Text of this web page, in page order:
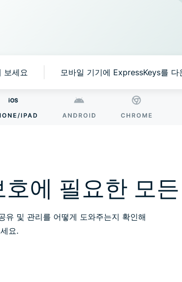
보세요 모바일 기기에 ExpressKeys를 다
에 필요한 모
유 및 관리를 어떻게 도와주는지 확인해
요.